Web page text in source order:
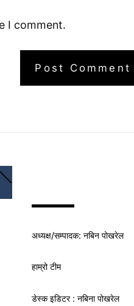
I comment.
To
अध्यक्ष/सम्पादक: नबिन पोखरेल
हाम्रो टीम
डेस्क इडिटर : नबिना पोखरेल